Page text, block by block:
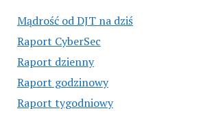
Mądrość od DJT na dziś
Raport CyberSec
Raport dzienny
Raport godzinowy
Raport tygodniowy